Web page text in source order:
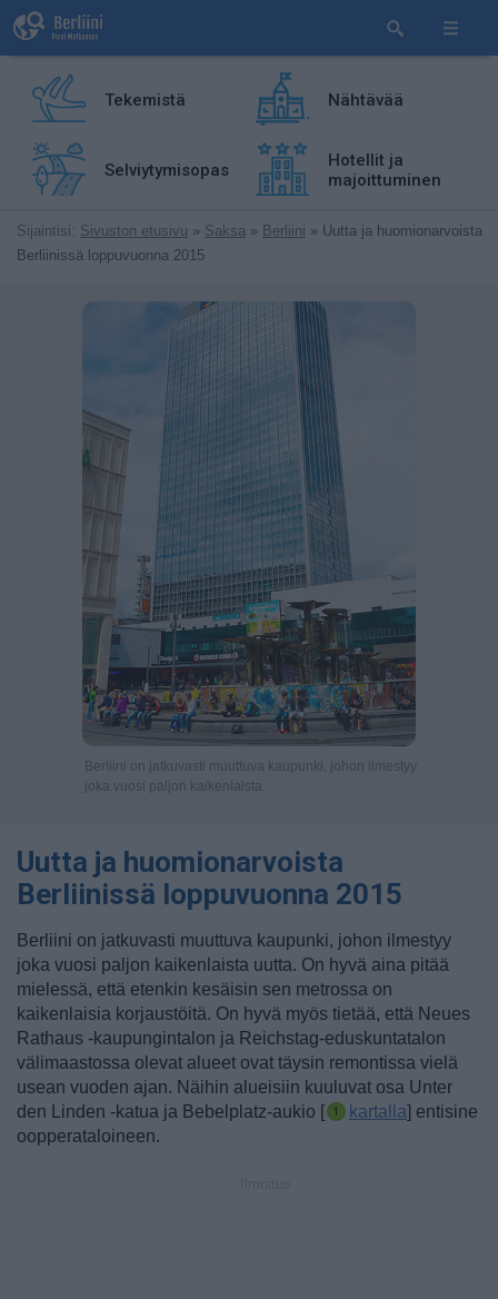
Tekemistä Nähtävää
Selviytymisopas
Hotellit ja
majoittuminen
Sijaintisi: Sivuston etusivu » Saksa » Berliini » Uutta ja huomionarvoista
Berliinissä loppuvuonna 2015
Berliini on jatkuvasti muuttuva kaupunki, johon ilmestyy
joka vuosi paljon kaikenlaista.
Uutta ja huomionarvoista
Berliinissä loppuvuonna 2015
Berliini on jatkuvasti muuttuva kaupunki, johon ilmestyy
joka vuosi paljon kaikenlaista uutta. On hyvä aina pitää
mielessä, että etenkin kesäisin sen metrossa on
kaikenlaisia korjaustöitä. On hyvä myös tietää, että Neues
Rathaus -kaupungintalon ja Reichstag-eduskuntatalon
välimaastossa olevat alueet ovat täysin remontissa vielä
usean vuoden ajan. Näihin alueisiin kuuluvat osa Unter
den Linden -katua ja Bebelplatz-aukio [
kartalla] entisine
oopperataloineen.